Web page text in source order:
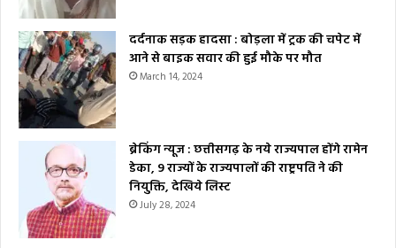
दर्दनाक सड़क हादसा : बोड़ला में ट्रक की चपेट में
आने से बाइक सवार की हुई मौके पर मौत
March 14, 2024
ब्रेकिंग न्यूज : छत्तीसगढ़ के नये राज्यपाल होंगे रामेन
डेका, 9 राज्यों के राज्यपालों की राष्ट्रपति ने की
नियुक्ति, देखिये लिस्ट
July 28, 2024